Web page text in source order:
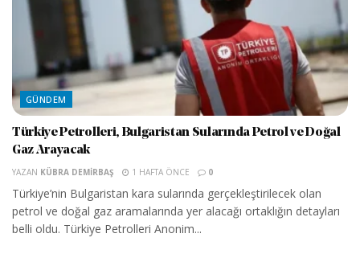
GÜNDEM
Türkiye Petrolleri, Bulgaristan Sularında Petrol ve Doğal
Gaz Arayacak
YAZAN KÜBRA DEMIRBAŞ 1 HAFTA ÖNCE 0
Türkiye’nin Bulgaristan kara sularında gerçekleştirilecek olan
petrol ve doğal gaz aramalarında yer alacağı ortaklığın detayları
belli oldu. Türkiye Petrolleri Anonim...